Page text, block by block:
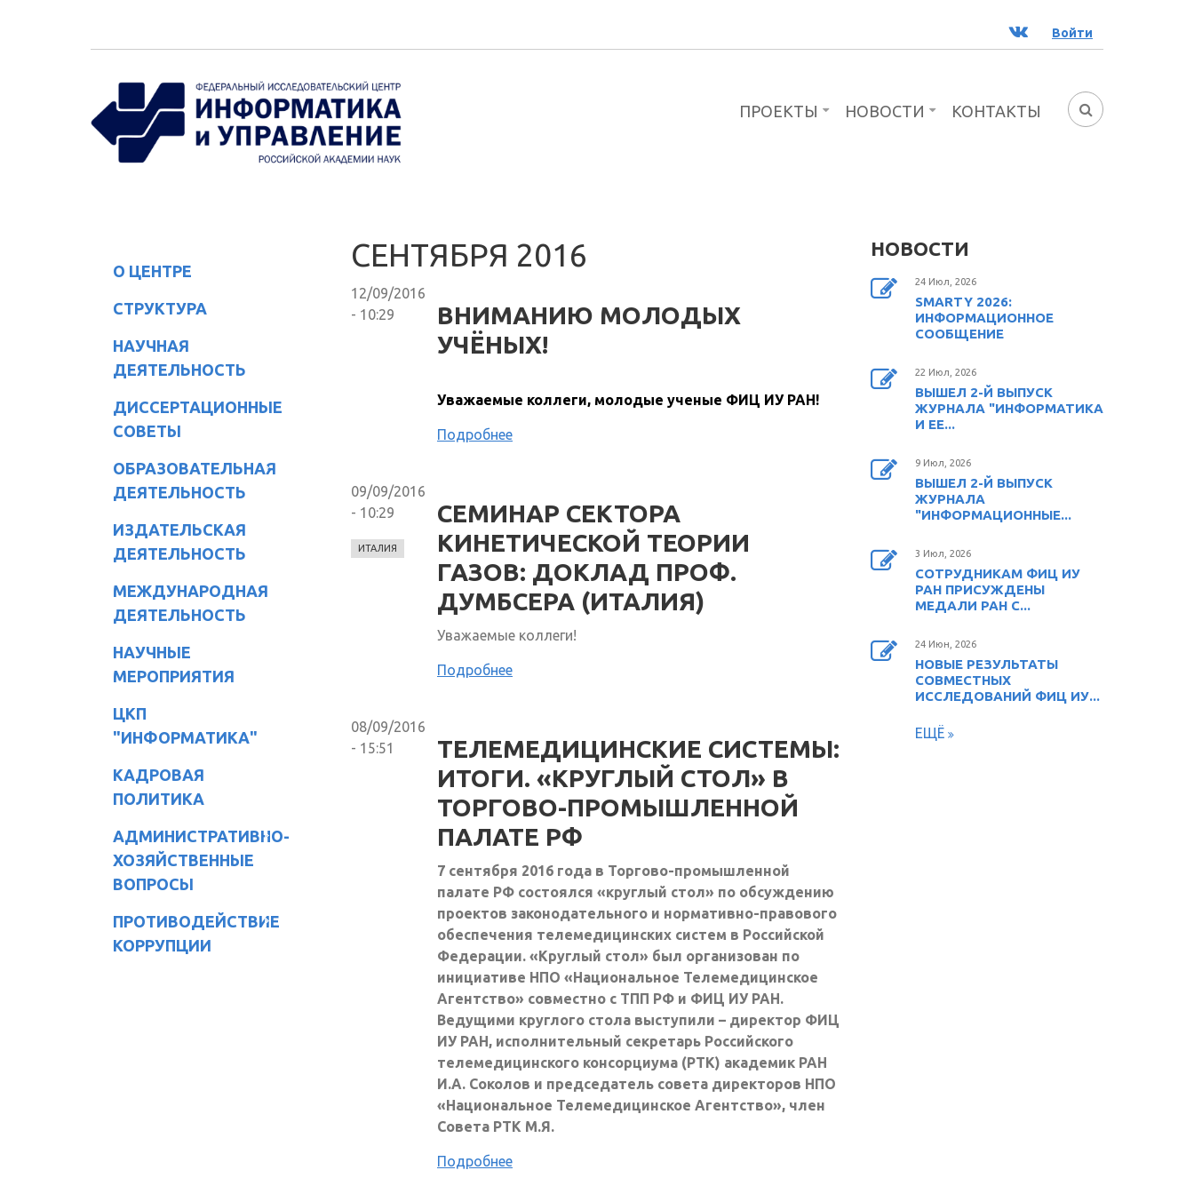
ВК Войти
ФОРМА
ПРОЕКТЫ НОВОСТИ КОНТАКТЫ
О ЦЕНТРЕ
СТРУКТУРА
НАУЧНАЯ
ДЕЯТЕЛЬНОСТЬ
ДИССЕРТАЦИОННЫЕ
СОВЕТЫ
ОБРАЗОВАТЕЛЬНАЯ
ДЕЯТЕЛЬНОСТЬ
ИЗДАТЕЛЬСКАЯ
ДЕЯТЕЛЬНОСТЬ
МЕЖДУНАРОДНАЯ
ДЕЯТЕЛЬНОСТЬ
НАУЧНЫЕ
МЕРОПРИЯТИЯ
ЦКП
"ИНФОРМАТИКА"
КАДРОВАЯ
ПОЛИТИКА
АДМИНИСТРАТИВНО-
ХОЗЯЙСТВЕННЫЕ
ВОПРОСЫ
ПРОТИВОДЕЙСТВИЕ
КОРРУПЦИИ
СЕНТЯБРЯ 2016
12/09/2016
- 10:29
ВНИМАНИЮ МОЛОДЫХ
УЧЁНЫХ!
Уважаемые коллеги, молодые ученые ФИЦ ИУ РАН!
Подробнее
09/09/2016
- 10:29
ИТАЛИЯ
СЕМИНАР СЕКТОРА
КИНЕТИЧЕСКОЙ ТЕОРИИ
ГАЗОВ: ДОКЛАД ПРОФ.
ДУМБСЕРА (ИТАЛИЯ)
Уважаемые коллеги!
Подробнее
08/09/2016
- 15:51
ТЕЛЕМЕДИЦИНСКИЕ СИСТЕМЫ:
ИТОГИ. «КРУГЛЫЙ СТОЛ» В
ТОРГОВО-ПРОМЫШЛЕННОЙ
ПАЛАТЕ РФ
7 сентября 2016 года в Торгово-промышленной
палате РФ состоялся «круглый стол» по обсуждению
проектов законодательного и нормативно-правового
обеспечения телемедицинских систем в Российской
Федерации. «Круглый стол» был организован по
инициативе НПО «Национальное Телемедицинское
Агентство» совместно с ТПП РФ и ФИЦ ИУ РАН.
Ведущими круглого стола выступили – директор ФИЦ
ИУ РАН, исполнительный секретарь Российского
телемедицинского консорциума (РТК) академик РАН
И.А. Соколов и председатель совета директоров НПО
«Национальное Телемедицинское Агентство», член
Совета РТК М.Я.
Подробнее
НОВОСТИ
24 Июл, 2026
SMARTY 2026:
ИНФОРМАЦИОННОЕ
СООБЩЕНИЕ
22 Июл, 2026
ВЫШЕЛ 2-Й ВЫПУСК
ЖУРНАЛА "ИНФОРМАТИКА
И ЕЕ...
9 Июл, 2026
ВЫШЕЛ 2-Й ВЫПУСК
ЖУРНАЛА
"ИНФОРМАЦИОННЫЕ...
3 Июл, 2026
СОТРУДНИКАМ ФИЦ ИУ
РАН ПРИСУЖДЕНЫ
МЕДАЛИ РАН С...
24 Июн, 2026
НОВЫЕ РЕЗУЛЬТАТЫ
СОВМЕСТНЫХ
ИССЛЕДОВАНИЙ ФИЦ ИУ...
ЕЩЁ